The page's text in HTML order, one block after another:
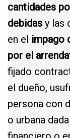
cantidades
debidas y las
en el impago
por el
fijado
el dueño,
persona con
o urbana